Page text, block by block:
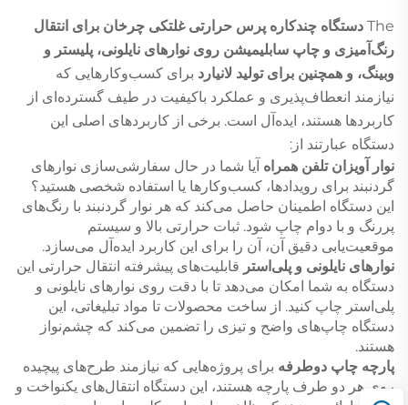
The دستگاه چندکاره پرس حرارتی غلتکی چرخان برای انتقال
رنگ‌آمیزی و چاپ سابلیمیشن روی نوارهای نایلونی، پلیستر و
وبینگ، و همچنین برای تولید لانیارد برای کسب‌وکارهایی که
نیازمند انعطاف‌پذیری و عملکرد باکیفیت در طیف گسترده‌ای از
کاربردها هستند، ایده‌آل است. برخی از کاربردهای اصلی این
دستگاه عبارتند از:
نوار آویزان تلفن همراه آیا شما در حال سفارشی‌سازی نوارهای
گردنبند برای رویدادها، کسب‌وکارها یا استفاده شخصی هستید؟
این دستگاه اطمینان حاصل می‌کند که هر نوار گردنبند با رنگ‌های
پررنگ و با دوام چاپ شود. ثبات حرارتی بالا و سیستم
موقعیت‌یابی دقیق آن، آن را برای این کاربرد ایده‌آل می‌سازد.
نوارهای نایلونی و پلی‌استر قابلیت‌های پیشرفته انتقال حرارتی این
دستگاه به شما امکان می‌دهد تا با دقت روی نوارهای نایلونی و
پلی‌استر چاپ کنید. از ساخت محصولات تا مواد تبلیغاتی، این
دستگاه چاپ‌های واضح و تیزی را تضمین می‌کند که چشم‌نواز
هستند.
پارچه چاپ دوطرفه برای پروژه‌هایی که نیازمند طرح‌های پیچیده
روی هر دو طرف پارچه هستند، این دستگاه انتقال‌های یکنواخت و